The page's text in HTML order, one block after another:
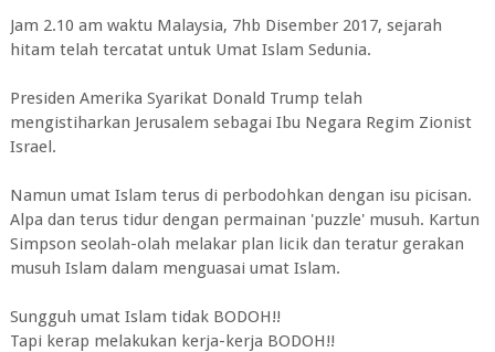
Jam 2.10 am waktu Malaysia, 7hb Disember 2017, sejarah
hitam telah tercatat untuk Umat Islam Sedunia.
Presiden Amerika Syarikat Donald Trump telah
mengistiharkan Jerusalem sebagai Ibu Negara Regim Zionist
Israel.
Namun umat Islam terus di perbodohkan dengan isu picisan.
Alpa dan terus tidur dengan permainan 'puzzle' musuh. Kartun
Simpson seolah-olah melakar plan licik dan teratur gerakan
musuh Islam dalam menguasai umat Islam.
Sungguh umat Islam tidak BODOH!!
Tapi kerap melakukan kerja-kerja BODOH!!